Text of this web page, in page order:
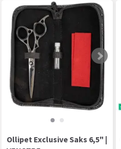
Ollipet Exclusive Saks 6,5" |